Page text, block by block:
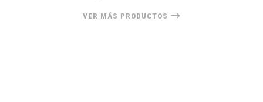
VER MÁS PRODUCTOS